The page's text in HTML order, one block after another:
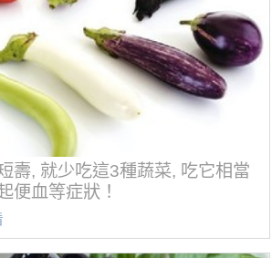
壽, 就少吃這3種蔬菜, 吃它相當
便血等症狀！